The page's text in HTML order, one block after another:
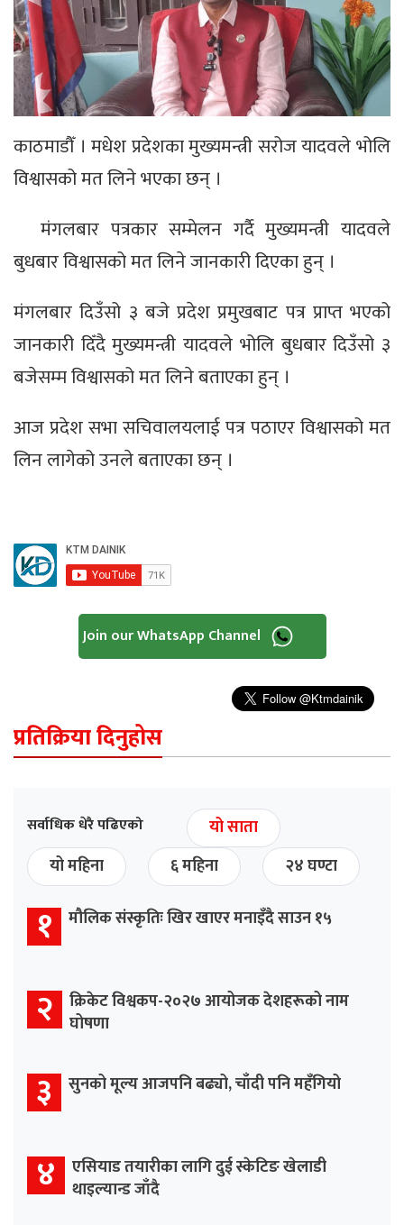
काठमाडौँ । मधेश प्रदेशका मुख्यमन्त्री सरोज यादवले भोलि
विश्वासको मत लिने भएका छन् ।
मंगलबार पत्रकार सम्मेलन गर्दै मुख्यमन्त्री यादवले
बुधबार विश्वासको मत लिने जानकारी दिएका हुन् ।
मंगलबार दिउँसो ३ बजे प्रदेश प्रमुखबाट पत्र प्राप्त भएको
जानकारी दिँदै मुख्यमन्त्री यादवले भोलि बुधबार दिउँसो ३
बजेसम्म विश्वासको मत लिने बताएका हुन् ।
आज प्रदेश सभा सचिवालयलाई पत्र पठाएर विश्वासको मत
लिन लागेको उनले बताएका छन् ।
Join our WhatsApp Channel
प्रतिक्रिया दिनुहोस
सर्वाधिक धेरै पढिएको
यो साता
यो महिना
६ महिना २४ घण्टा
१ मौलिक संस्कृतिः खिर खाएर मनाइँदै साउन १५
२ क्रिकेट विश्वकप-२०२७ आयोजक देशहरूको नाम
घोषणा
३ सुनको मूल्य आजपनि बढ्यो, चाँदी पनि महँगियो
४ एसियाड तयारीका लागि दुई स्केटिङ खेलाडी
थाइल्यान्ड जाँदै